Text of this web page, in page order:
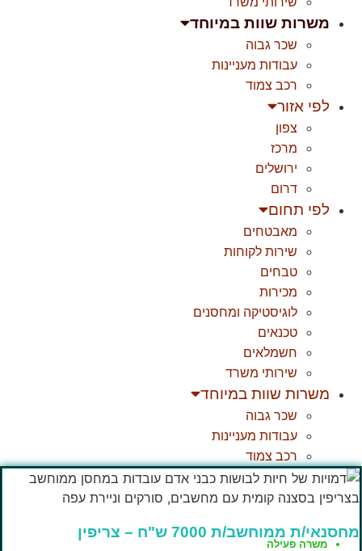
משרות שוות במיוחד
שכר גבוה
עבודות מעניינות
רכב צמוד
לפי אזור
צפון
מרכז
ירושלים
דרום
לפי תחום
מאבטחים
שירות לקוחות
טבחים
מכירות
לוגיסטיקה ומחסנים
טכנאים
חשמלאים
שירותי משרד
משרות שוות במיוחד
שכר גבוה
עבודות מעניינות
רכב צמוד
ת ממוחשב/ת 7000 ש"ח – צריפין
משרה פעילה